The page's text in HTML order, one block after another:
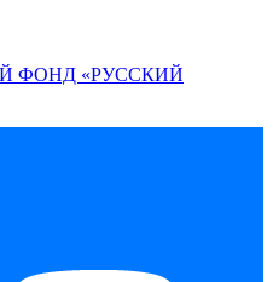
ФОНД «РУССКИЙ